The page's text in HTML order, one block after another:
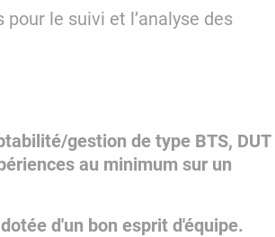
le suivi et l’analyse des
gestion de type BTS, DUT
au minimum sur un
d'un bon esprit d'équipe.